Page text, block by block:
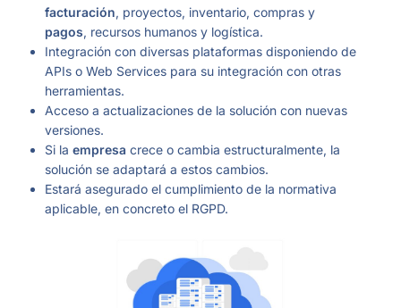
facturación, proyectos, inventario, compras y
pagos, recursos humanos y logística.
Integración con diversas plataformas disponiendo de
APIs o Web Services para su integración con otras
herramientas.
Acceso a actualizaciones de la solución con nuevas
versiones.
Si la empresa crece o cambia estructuralmente, la
solución se adaptará a estos cambios.
Estará asegurado el cumplimiento de la normativa
aplicable, en concreto el RGPD.